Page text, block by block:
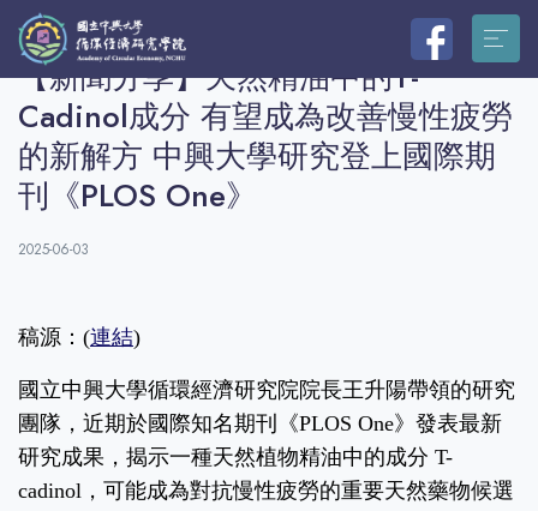
【新聞分享】天然精油中的T-
Cadinol成分 有望成為改善慢性疲勞
的新解方 中興大學研究登上國際期
刊《PLOS One》
2025-06-03
稿源：(連結)
國立中興大學循環經濟研究院院長王升陽帶領的研究
團隊，近期於國際知名期刊《PLOS One》發表最新
研究成果，揭示一種天然植物精油中的成分 T-
cadinol，可能成為對抗慢性疲勞的重要天然藥物候選